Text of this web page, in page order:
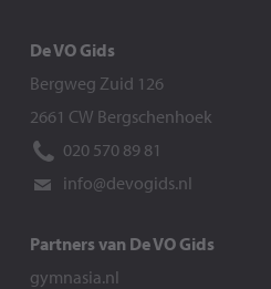
De VO Gids
Bergweg Zuid 126
2661 CW Bergschenhoek
020 570 89 81
info@devogids.nl
Partners van De VO Gids
gymnasia.nl